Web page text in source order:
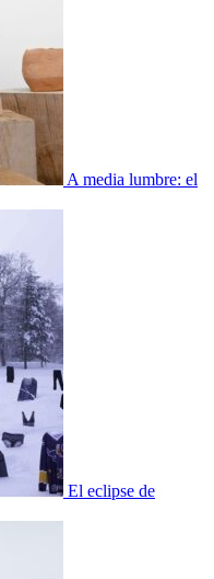
A media lumbre: el
El eclipse de